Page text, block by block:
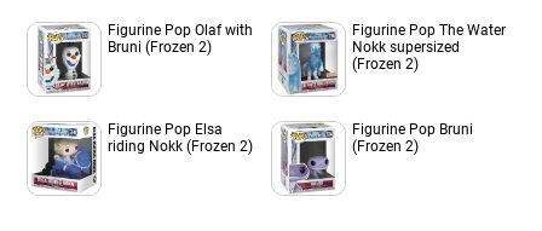
Figurine Pop Olaf with
Bruni (Frozen 2)
Figurine Pop The Water
Nokk supersized
(Frozen 2)
Figurine Pop Elsa
riding Nokk (Frozen 2)
Figurine Pop Bruni
(Frozen 2)